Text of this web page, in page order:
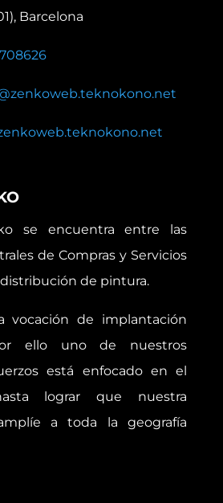
Barcelona
se encuentra entre las
de Compras y Servicios
de pintura.
vocación de implantación
ello uno de nuestros
está enfocado en el
lograr que nuestra
a toda la geografía